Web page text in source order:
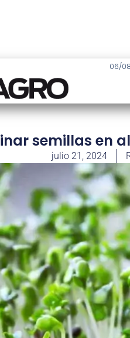
06/
semillas en
julio 21, 2024